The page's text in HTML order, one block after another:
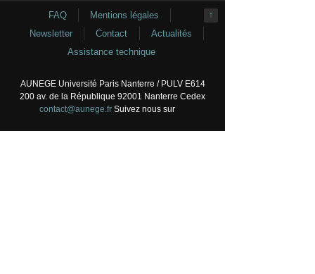
↑
FAQ
Mentions légales
Newsletter
Contact
Actualités
Assistance technique
AUNEGE Université Paris Nanterre / PULV E614
200 av. de la République 92001 Nanterre Cedex
contact@aunege.frSuivez nous sur